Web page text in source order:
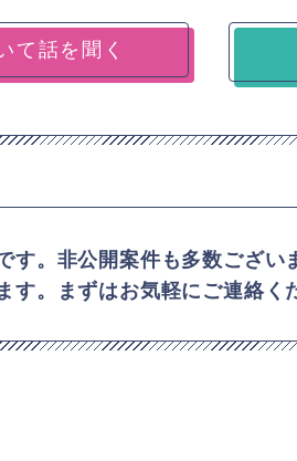
。非公開案件も多数ござい
。まずはお気軽にご連絡く